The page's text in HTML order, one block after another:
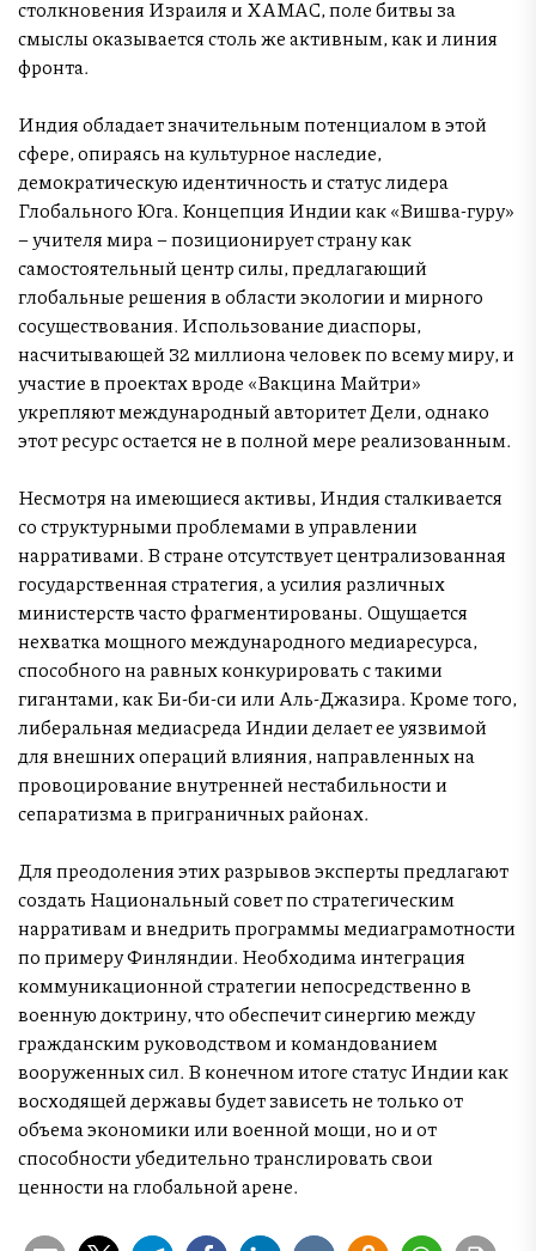
столкновения Израиля и ХАМАС, поле битвы за
смыслы оказывается столь же активным, как и линия
фронта.
Индия обладает значительным потенциалом в этой
сфере, опираясь на культурное наследие,
демократическую идентичность и статус лидера
Глобального Юга. Концепция Индии как «Вишва-гуру»
– учителя мира – позиционирует страну как
самостоятельный центр силы, предлагающий
глобальные решения в области экологии и мирного
сосуществования. Использование диаспоры,
насчитывающей 32 миллиона человек по всему миру, и
участие в проектах вроде «Вакцина Майтри»
укрепляют международный авторитет Дели, однако
этот ресурс остается не в полной мере реализованным.
Несмотря на имеющиеся активы, Индия сталкивается
со структурными проблемами в управлении
нарративами. В стране отсутствует централизованная
государственная стратегия, а усилия различных
министерств часто фрагментированы. Ощущается
нехватка мощного международного медиаресурса,
способного на равных конкурировать с такими
гигантами, как Би-би-си или Аль-Джазира. Кроме того,
либеральная медиасреда Индии делает ее уязвимой
для внешних операций влияния, направленных на
провоцирование внутренней нестабильности и
сепаратизма в приграничных районах.
Для преодоления этих разрывов эксперты предлагают
создать Национальный совет по стратегическим
нарративам и внедрить программы медиаграмотности
по примеру Финляндии. Необходима интеграция
коммуникационной стратегии непосредственно в
военную доктрину, что обеспечит синергию между
гражданским руководством и командованием
вооруженных сил. В конечном итоге статус Индии как
восходящей державы будет зависеть не только от
объема экономики или военной мощи, но и от
способности убедительно транслировать свои
ценности на глобальной арене.